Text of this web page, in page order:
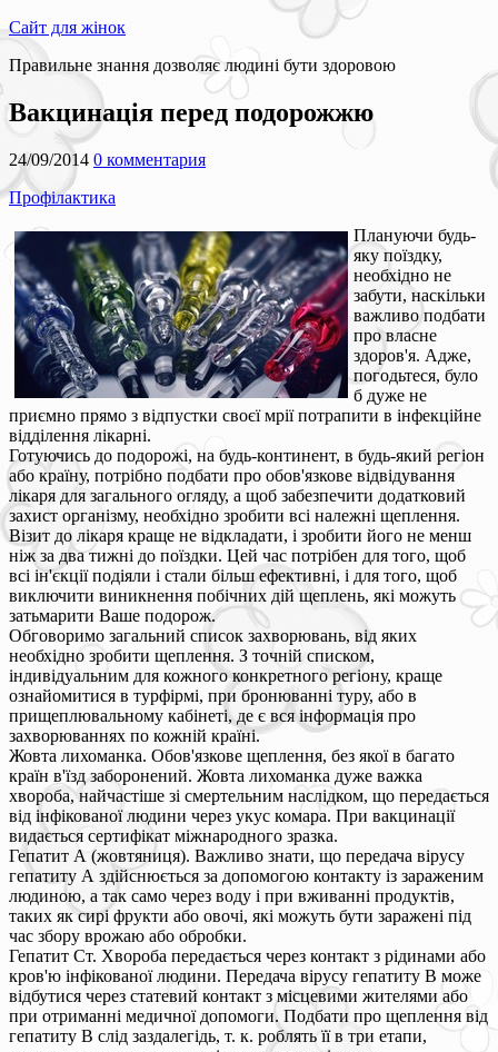
Сайт для жінок
Правильне знання дозволяє людині бути здоровою
Вакцинація перед подорожжю
24/09/2014 0 комментария
Профілактика
Плануючи будь-
яку поїздку,
необхідно не
забути, наскільки
важливо подбати
про власне
здоров'я. Адже,
погодьтеся, було
б дуже не
приємно прямо з відпустки своєї мрії потрапити в інфекційне
відділення лікарні.
Готуючись до подорожі, на будь-континент, в будь-який регіон
або країну, потрібно подбати про обов'язкове відвідування
лікаря для загального огляду, а щоб забезпечити додатковий
захист організму, необхідно зробити всі належні щеплення.
Візит до лікаря краще не відкладати, і зробити його не менш
ніж за два тижні до поїздки. Цей час потрібен для того, щоб
всі ін'єкції подіяли і стали більш ефективні, і для того, щоб
виключити виникнення побічних дій щеплень, які можуть
затьмарити Ваше подорож.
Обговоримо загальний список захворювань, від яких
необхідно зробити щеплення. З точній списком,
індивідуальним для кожного конкретного регіону, краще
ознайомитися в турфірмі, при бронюванні туру, або в
прищеплювальному кабінеті, де є вся інформація про
захворюваннях по кожній країні.
Жовта лихоманка. Обов'язкове щеплення, без якої в багато
країн в'їзд заборонений. Жовта лихоманка дуже важка
хвороба, найчастіше зі смертельним наслідком, що передається
від інфікованої людини через укус комара. При вакцинації
видається сертифікат міжнародного зразка.
Гепатит А (жовтяниця). Важливо знати, що передача вірусу
гепатиту А здійснюється за допомогою контакту із зараженим
людиною, а так само через воду і при вживанні продуктів,
таких як сирі фрукти або овочі, які можуть бути заражені під
час збору врожаю або обробки.
Гепатит Ст. Хвороба передається через контакт з рідинами або
кров'ю інфікованої людини. Передача вірусу гепатиту В може
відбутися через статевий контакт з місцевими жителями або
при отриманні медичної допомоги. Подбати про щеплення від
гепатиту В слід заздалегідь, т. к. роблять її в три етапи,